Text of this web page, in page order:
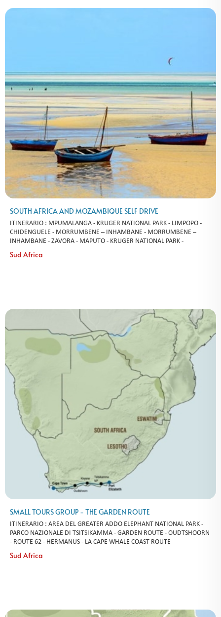
SOUTH AFRICA AND MOZAMBIQUE SELF DRIVE
ITINERARIO : MPUMALANGA - KRUGER NATIONAL PARK - LIMPOPO -
CHIDENGUELE - MORRUMBENE – INHAMBANE - MORRUMBENE –
INHAMBANE - ZAVORA - MAPUTO - KRUGER NATIONAL PARK -
Sud Africa
SMALL TOURS GROUP - THE GARDEN ROUTE
ITINERARIO : AREA DEL GREATER ADDO ELEPHANT NATIONAL PARK -
PARCO NAZIONALE DI TSITSIKAMMA - GARDEN ROUTE - OUDTSHOORN
- ROUTE 62 - HERMANUS - LA CAPE WHALE COAST ROUTE
Sud Africa